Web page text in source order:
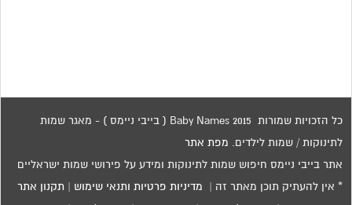
כל הזכויות שמורות 2015 Baby Names ( בייבי ניימס ) - מאגר שמות
לתינוקות / שמות לילדים. מפת אתר
אתר בייבי ניימס חיפוש שמות לתינוקות ומידע על פירושי שמות ישראליים
* אין להעתיק תוכן מאתר זה | מדיניות פרטיות ותנאי שימוש תקנון אתר